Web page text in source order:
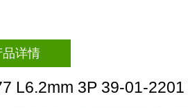
品详情
L6.2mm 3P 39-01-2201